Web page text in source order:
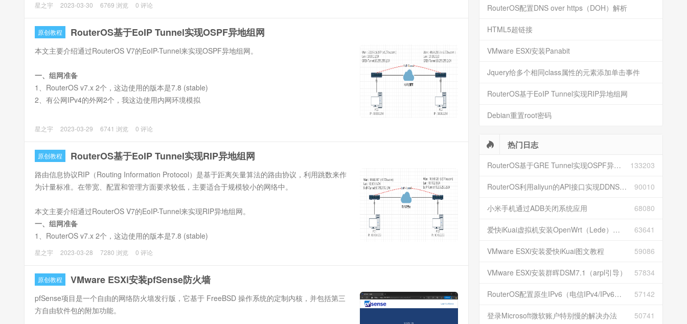
星之宇 2023-03-30 6769 浏览 0 评论
原创教程 RouterOS基于EoIP Tunnel实现OSPF异地组网
本文主要介绍通过RouterOS V7的EoIP-Tunnel来实现OSPF异地组网。
一、组网准备
1、RouterOS v7.x 2个，这边使用的版本是7.8 (stable)
2、有公网IPv4的外网2个，我这边使用内网环境模拟
星之宇 2023-03-29 6741 浏览 0 评论
原创教程 RouterOS基于EoIP Tunnel实现RIP异地组网
路由信息协议RIP（Routing Information Protocol）是基于距离矢量算法的路由协议，利用跳数来作
为计量标准。在带宽、配置和管理方面要求较低，主要适合于规模较小的网络中。
本文主要介绍通过RouterOS V7的EoIP-Tunnel来实现RIP异地组网。
一、组网准备
1、RouterOS v7.x 2个，这边使用的版本是7.8 (stable)
星之宇 2023-03-28 7280 浏览 0 评论
原创教程 VMware ESXi安装pfSense防火墙
pfSense项目是一个自由的网络防火墙发行版，它基于 FreeBSD 操作系统的定制内核，并包括第三
方自由软件包的附加功能。
RouterOS配置DNS over https（DOH）解析
HTML5超链接
VMware ESXi安装Panabit
Jquery给多个相同class属性的元素添加单击事件
RouterOS基于EoIP Tunnel实现RIP异地组网
Debian重置root密码
热门日志
133203
RouterOS基于GRE Tunnel实现OSPF异地组网
90010
RouterOS利用aliyun的API接口实现DDNS动态解析
68080
小米手机通过ADB关闭系统应用
63641
爱快iKuai虚拟机安装OpenWrt（Lede）并配置
59086
VMware ESXi安装爱快iKuai图文教程
57834
VMware ESXi安装群晖DSM7.1（arpl引导）
57142
RouterOS配置原生IPv6（电信IPv4/IPv6双栈）
50741
登录Microsoft微软账户特别慢的解决办法